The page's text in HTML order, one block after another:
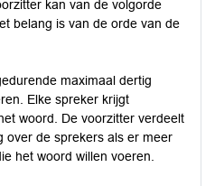
kan van de volgorde
belang is van de orde van de
maximaal dertig
Elke spreker krijgt
woord. De voorzitter verdeelt
over de sprekers als er meer
het woord willen voeren.